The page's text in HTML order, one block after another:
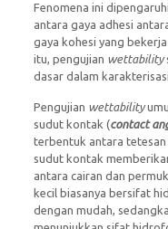
Fenomena ini
antara gaya adhesi
gaya kohesi yang
itu, pengujian wettability
dasar dalam
Pengujian wettability
sudut kontak (contact
terbentuk antara tetesan
sudut kontak
antara cairan dan
kecil biasanya bersifat
dengan mudah,